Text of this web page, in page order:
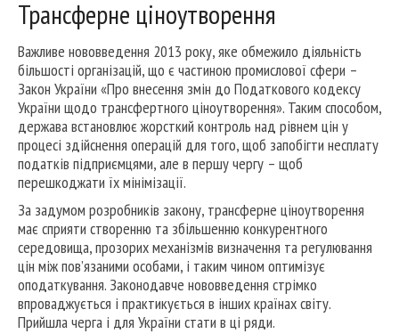
Трансферне ціноутворення
Важливе нововведення 2013 року, яке обмежило діяльність
більшості організацій, що є частиною промислової сфери –
Закон України «Про внесення змін до Податкового кодексу
України щодо трансфертного ціноутворення». Таким способом,
держава встановлює жорсткий контроль над рівнем цін у
процесі здійснення операцій для того, щоб запобігти несплату
податків підприємцями, але в першу чергу – щоб
перешкоджати їх мінімізації.
За задумом розробників закону, трансферне ціноутворення
має сприяти створенню та збільшенню конкурентного
середовища, прозорих механізмів визначення та регулювання
цін між пов’язаними особами, і таким чином оптимізує
оподаткування. Законодавче нововведення стрімко
впроваджується і практикується в інших країнах світу.
Прийшла черга і для України стати в ці ряди.